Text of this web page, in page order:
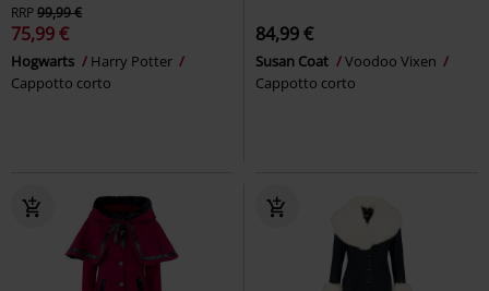
RRP99,99 €
75,99 €
Hogwarts
Harry Potter
Cappotto corto
84,99 €
Susan Coat
Voodoo Vixen
Cappotto corto